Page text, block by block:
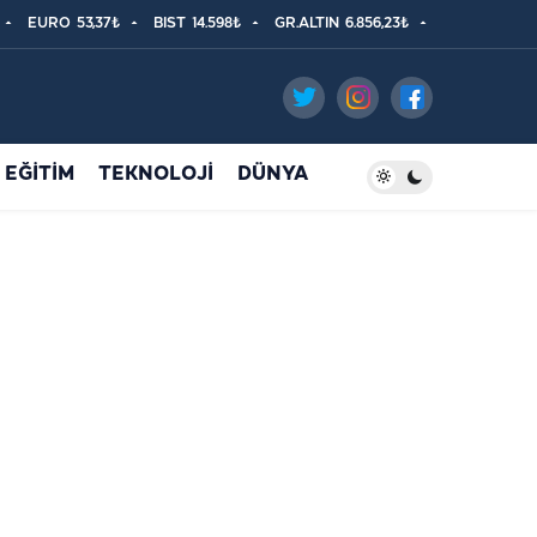
EURO 53,37₺ BIST 14.598₺ GR.ALTIN 6.856,23₺
EĞİTİM TEKNOLOJİ DÜNYA